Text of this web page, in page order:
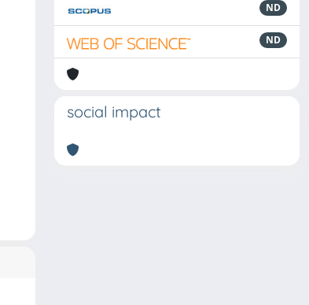
ND
ND
social impact